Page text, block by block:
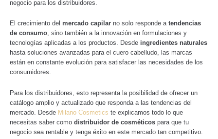
negocio para los distribuidores.
El crecimiento del mercado capilar no solo responde atendencias
de consumo, sino también a la innovación en formulaciones y
tecnologías aplicadas a los productos. Desde ingredientes naturales
hasta soluciones avanzadas para el cuero cabelludo, las marcas
están en constante evolución para satisfacer las necesidades de los
consumidores.
Para los distribuidores, esto representa la posibilidad de ofrecer un
catálogo amplio y actualizado que responda a las tendencias del
mercado. Desde Milano Cosmetics te explicamos todo lo que
necesitas saber como distribuidor de cosméticos para que tu
negocio sea rentable y tenga éxito en este mercado tan competitivo.